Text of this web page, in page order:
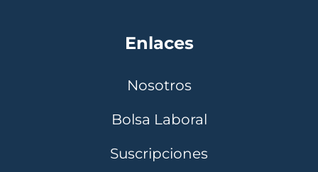
Enlaces
Nosotros
Bolsa Laboral
Suscripciones